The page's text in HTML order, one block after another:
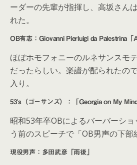
ーダーの先輩が指揮し、高坂さん
れた。
OB有志：Giovanni Pierluigi da Palestrina「
ほぼホモフォニーのルネサンスモ
だったらしい。楽譜が配られたの
入り。
53’s（ゴーサンズ）：「Georgia on My Mind
昭和53年卒OBによるバーバーシ
う前のスピーチで「OB男声の下部
現役男声：多田武彦「雨後」